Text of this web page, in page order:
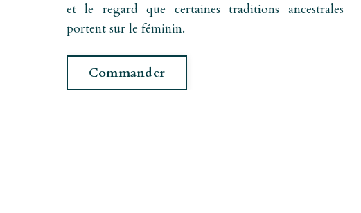
et le regard que certaines traditions ancestrales
portent sur le féminin.
Commander